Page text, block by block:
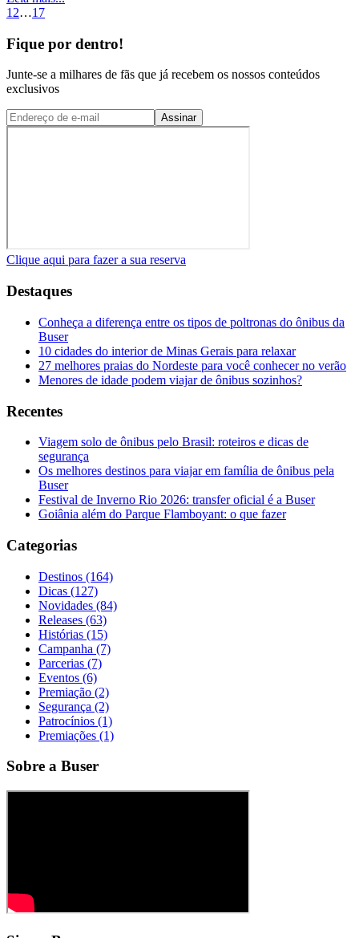
1 2…17
Fique por dentro!
Junte-se a milhares de fãs que já recebem os nossos conteúdos
exclusivos
Assinar
Clique aqui para fazer a sua reserva
Destaques
Conheça a diferença entre os tipos de poltronas do ônibus da
Buser
10 cidades do interior de Minas Gerais para relaxar
27 melhores praias do Nordeste para você conhecer no verão
Menores de idade podem viajar de ônibus sozinhos?
Recentes
Viagem solo de ônibus pelo Brasil: roteiros e dicas de
segurança
Os melhores destinos para viajar em família de ônibus pela
Buser
Festival de Inverno Rio 2026: transfer oficial é a Buser
Goiânia além do Parque Flamboyant: o que fazer
Categorias
Destinos (164)
Dicas (127)
Novidades (84)
Releases (63)
Histórias (15)
Campanha (7)
Parcerias (7)
Eventos (6)
Premiação (2)
Segurança (2)
Patrocínios (1)
Premiações (1)
Sobre a Buser